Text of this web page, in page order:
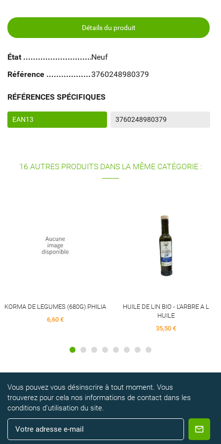
Détails du produit
État
Neuf
Référence
3760248980379
RÉFÉRENCES SPÉCIFIQUES
EAN13 3760248980379
16 AUTRES PRODUITS DANS LA MÊME CATÉGORIE :
KORMA DE LEGUMES (680G) PHILIA
6,60 €
HUILE DE LIN BIO - L'ARBRE A L
HUILE
35,50 €
Vous pouvez vous désinscrire à tout moment. Vous
trouverez pour cela nos informations de contact dans les
conditions d'utilisation du site.